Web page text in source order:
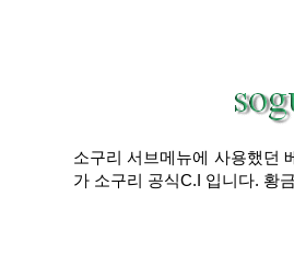
소구리 서브메뉴에 사용했던
가 소구리 공식C.I 입니다. 황